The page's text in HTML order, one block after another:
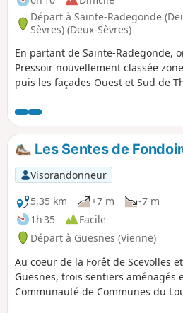
Départ à Sainte-Radegonde
Sèvres) (Deux-Sèvres)
En partant de Sainte-Radegonde,
Pressoir nouvellement classée
puis les façades Ouest et Sud de
passage par Saint-Jean-de-
Thouet, des ouvrages, le château
les 3 grands et remarquables
Jean , le Châtellier et Missé. On
puis de l'entrée sur Thouars, au
Château.
Les Sentes de
Visorandonneur
5,35 km
+7 m
-7 m
1h 35
Facile
Départ à Guesnes (Vienne)
Au coeur de la Forêt de Scevolles
Guesnes, trois sentiers aménagés
Communauté de Communes du